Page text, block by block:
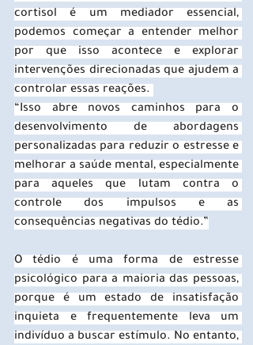
cortisol é um mediador essencial,
podemos começar a entender melhor
por que isso acontece e explorar
intervenções direcionadas que ajudem a
controlar essas reações.
“Isso abre novos caminhos para o
desenvolvimento de abordagens
personalizadas para reduzir o estresse e
melhorar a saúde mental, especialmente
para aqueles que lutam contra o
controle dos impulsos e as
consequências negativas do tédio.”
O tédio é uma forma de estresse
psicológico para a maioria das pessoas,
porque é um estado de insatisfação
inquieta e frequentemente leva um
indivíduo a buscar estímulo. No entanto,